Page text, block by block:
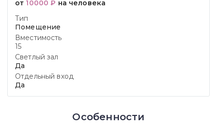
от 10000 ₽ на человека
Тип
Помещение
Вместимость
15
Светлый зал
Да
Отдельный вход
Да
Особенности